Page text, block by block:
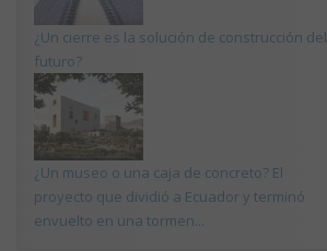
¿Un cierre es la solución de construcción del
futuro?
¿Un museo o una caja de concreto? El
proyecto que dividió a Ecuador y terminó
envuelto en una tormen...